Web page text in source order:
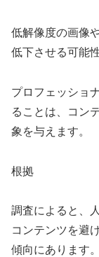
低解像度の画像
低下させる可能
プロフェッショ
ることは、コン
象を与えます。
根拠
調査によると、
コンテンツを避
傾向にあります。